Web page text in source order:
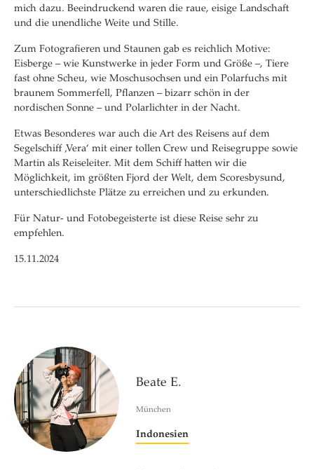
mich dazu. Beeindruckend waren die raue, eisige Landschaft
und die unendliche Weite und Stille.
Zum Fotografieren und Staunen gab es reichlich Motive:
Eisberge – wie Kunstwerke in jeder Form und Größe –, Tiere
fast ohne Scheu, wie Moschusochsen und ein Polarfuchs mit
braunem Sommerfell, Pflanzen – bizarr schön in der
nordischen Sonne – und Polarlichter in der Nacht.
Etwas Besonderes war auch die Art des Reisens auf dem
Segelschiff ‚Vera‘ mit einer tollen Crew und Reisegruppe sowie
Martin als Reiseleiter. Mit dem Schiff hatten wir die
Möglichkeit, im größten Fjord der Welt, dem Scoresbysund,
unterschiedlichste Plätze zu erreichen und zu erkunden.
Für Natur- und Fotobegeisterte ist diese Reise sehr zu
empfehlen.
15.11.2024
Beate E.
München
Indonesien